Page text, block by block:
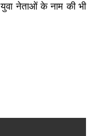
नेताओं के नाम की भी